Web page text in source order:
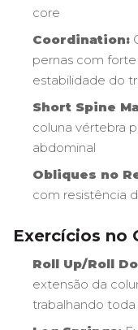
core
Coordination:
pernas com
estabilidade do
Short Spine
coluna vértebra
abdominal
Obliques no
com resistência
Exercícios no
Roll Up/Roll
extensão da
trabalhando